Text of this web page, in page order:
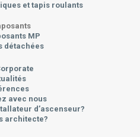
et tapis roulants
MP
détachées
avec nous
d’ascenseur?
architecte?